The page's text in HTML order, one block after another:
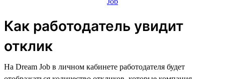
Как работодатель увидит
отклик
На Dream Job в личном кабинете работодателя будет